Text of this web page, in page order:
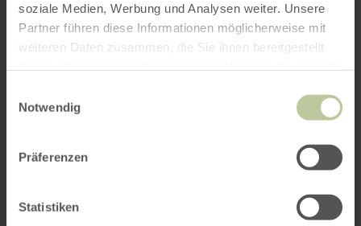
soziale Medien, Werbung und Analysen weiter. Unsere
Partner führen diese Informationen möglicherweise mit
weiteren Daten zusammen, die Sie ihnen bereitgestellt
Notwendig
Präferenzen
Statistiken